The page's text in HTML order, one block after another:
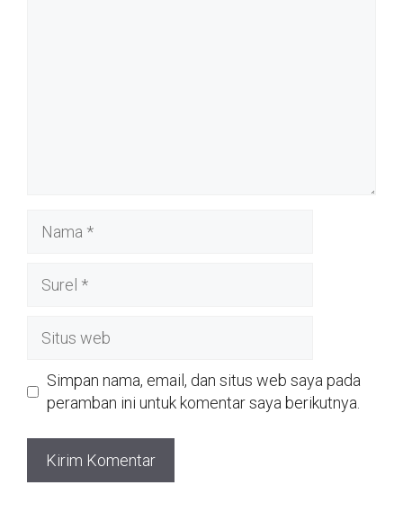
web
Simpan nama, email, dan situs web saya pada
peramban ini untuk komentar saya berikutnya.